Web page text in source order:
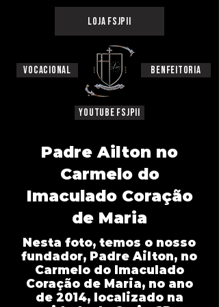
Benfeitoria
Vocacional
YouTube FSJPII
Loja FSJPII
Padre Ailton no
Carmelo do
Imaculado Coração
de Maria
Nesta foto, temos o nosso
fundador, Padre Ailton, no
Carmelo do Imaculado
Coração de Maria, no ano
de 2014, localizado na